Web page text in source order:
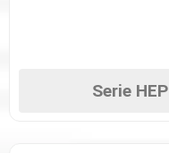
Serie HEP